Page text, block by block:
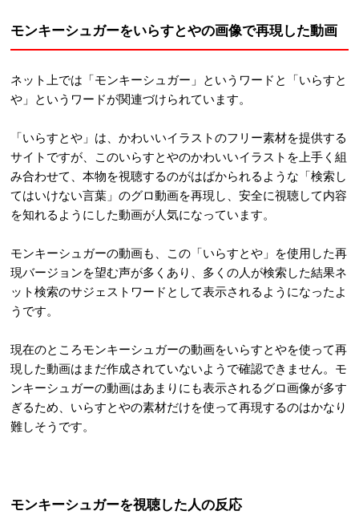
モンキーシュガーをいらすとやの画像で再現した動画
ネット上では「モンキーシュガー」というワードと「いらすと
や」というワードが関連づけられています。
「いらすとや」は、かわいいイラストのフリー素材を提供する
サイトですが、このいらすとやのかわいいイラストを上手く組
み合わせて、本物を視聴するのがはばかられるような「検索し
てはいけない言葉」のグロ動画を再現し、安全に視聴して内容
を知れるようにした動画が人気になっています。
モンキーシュガーの動画も、この「いらすとや」を使用した再
現バージョンを望む声が多くあり、多くの人が検索した結果ネ
ット検索のサジェストワードとして表示されるようになったよ
うです。
現在のところモンキーシュガーの動画をいらすとやを使って再
現した動画はまだ作成されていないようで確認できません。モ
ンキーシュガーの動画はあまりにも表示されるグロ画像が多す
ぎるため、いらすとやの素材だけを使って再現するのはかなり
難しそうです。
モンキーシュガーを視聴した人の反応